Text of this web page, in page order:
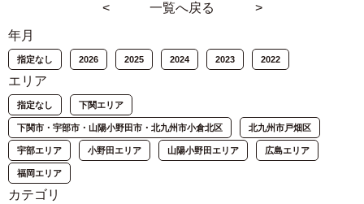
< 一覧へ戻る
>
年月
指定なし 2026 2025 2024 2023 2022
エリア
指定なし 下関エリア
下関市・宇部市・山陽小野田市・北九州市小倉北区 北九州市戸畑区
宇部エリア 小野田エリア 山陽小野田エリア 広島エリア
福岡エリア
カテゴリ